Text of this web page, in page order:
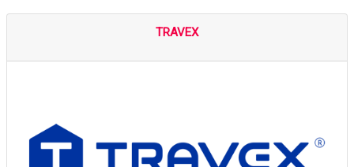
TRAVEX